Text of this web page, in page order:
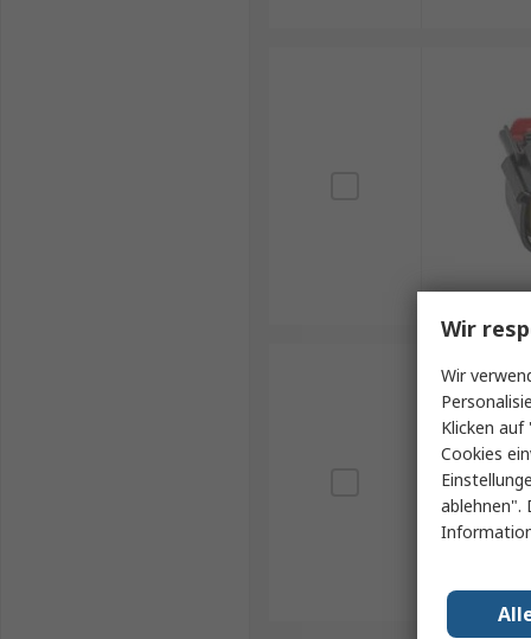
Wir
Wir
Klicken
Cookies
ablehnen".